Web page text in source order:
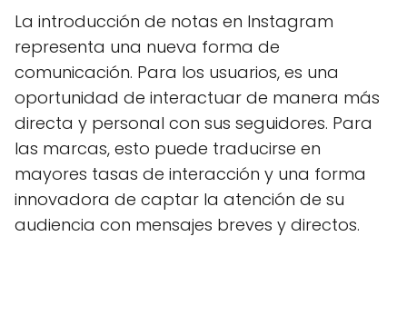
La introducción de notas en Instagram
representa una nueva forma de
comunicación. Para los usuarios, es una
oportunidad de interactuar de manera más
directa y personal con sus seguidores. Para
las marcas, esto puede traducirse en
mayores tasas de interacción y una forma
innovadora de captar la atención de su
audiencia con mensajes breves y directos.